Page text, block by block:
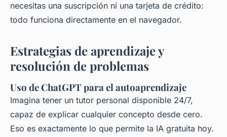
necesitas una suscripción ni una tarjeta de crédito:
todo funciona directamente en el navegador.
Estrategias de aprendizaje y
resolución de problemas
Uso de ChatGPT para el autoaprendizaje
Imagina tener un tutor personal disponible 24/7,
capaz de explicar cualquier concepto desde cero.
Eso es exactamente lo que permite la IA gratuita hoy.